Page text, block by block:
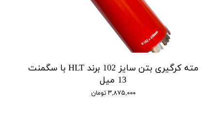
مته کرگیری بتن سایز 102 برند HLT با سگمنت
13 میل
۳,۸۷۵,۰۰۰ تومان